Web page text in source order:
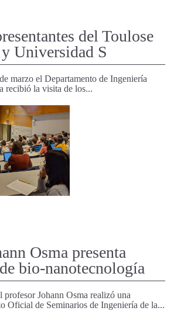
del Toulose
Universidad S
marzo el Departamento de Ingeniería
recibió la visita de los...
Osma presenta
bio-nanotecnología
profesor Johann Osma realizó una
Oficial de Seminarios de Ingeniería de la...